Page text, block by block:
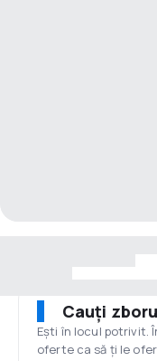
Cauți
Ești în locul potrivit.
oferte ca să ți le